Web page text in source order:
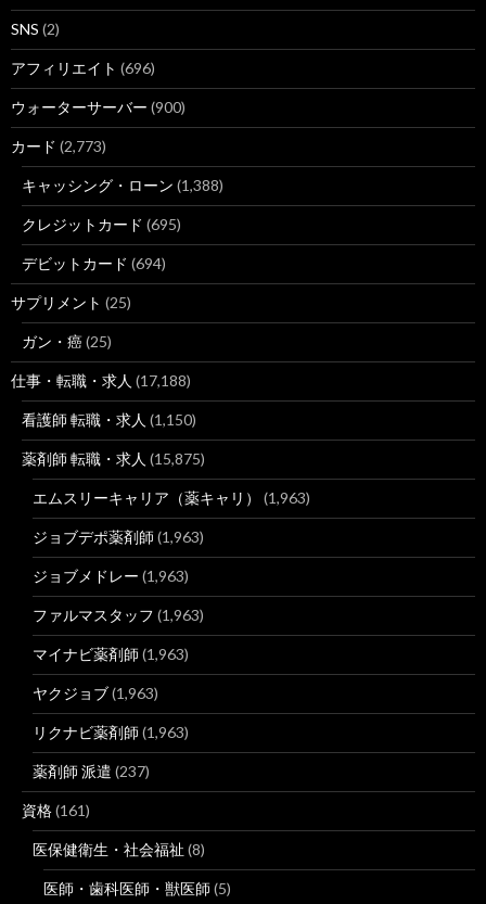
SNS (2)
アフィリエイト (696)
ウォーターサーバー (900)
カード (2,773)
キャッシング・ローン (1,388)
クレジットカード (695)
デビットカード (694)
サプリメント (25)
ガン・癌(25)
仕事・転職・求人 (17,188)
看護師 転職・求人 (1,150)
薬剤師 転職・求人 (15,875)
エムスリーキャリア（薬キャリ） (1,963)
ジョブデポ薬剤師 (1,963)
ジョブメドレー (1,963)
ファルマスタッフ (1,963)
マイナビ薬剤師 (1,963)
ヤクジョブ(1,963)
リクナビ薬剤師 (1,963)
薬剤師 派遣 (237)
資格(161)
医保健衛生・社会福祉 (8)
医師・歯科医師・獣医師 (5)